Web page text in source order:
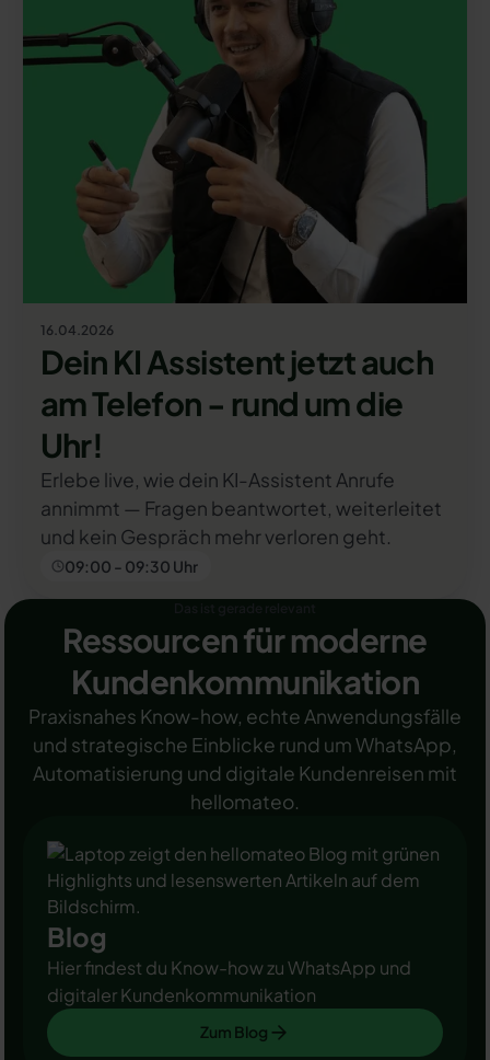
16.04.2026
Dein KI Assistent jetzt auch
am Telefon - rund um die
Uhr!
Erlebe live, wie dein KI-Assistent Anrufe
annimmt — Fragen beantwortet, weiterleitet
und kein Gespräch mehr verloren geht.
09:00 - 09:30 Uhr
Ressourcen für moderne
Kundenkommunikation
Praxisnahes Know-how, echte Anwendungsfälle
und strategische Einblicke rund um WhatsApp,
Automatisierung und digitale Kundenreisen mit
hellomateo.
Blog
Hier findest du Know-how zu WhatsApp und
digitaler Kundenkommunikation
Zum Blog
Zum Blog